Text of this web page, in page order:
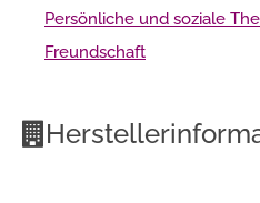
Persönliche und soziale
Freundschaft